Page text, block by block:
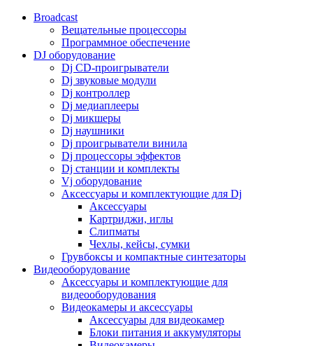
Broadcast
Вещательные процессоры
Программное обеспечение
DJ оборудование
Dj CD-проигрыватели
Dj звуковые модули
Dj контроллер
Dj медиаплееры
Dj микшеры
Dj наушники
Dj проигрыватели винила
Dj процессоры эффектов
Dj станции и комплекты
Vj оборудование
Аксессуары и комплектующие для Dj
Аксессуары
Картриджи, иглы
Слипматы
Чехлы, кейсы, сумки
Грувбоксы и компактные синтезаторы
Видеооборудование
Аксессуары и комплектующие для
видеооборудования
Видеокамеры и аксессуары
Аксессуары для видеокамер
Блоки питания и аккумуляторы